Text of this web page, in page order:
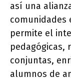
así una
comunidades
permite el
pedagógicas,
conjuntas,
alumnos de